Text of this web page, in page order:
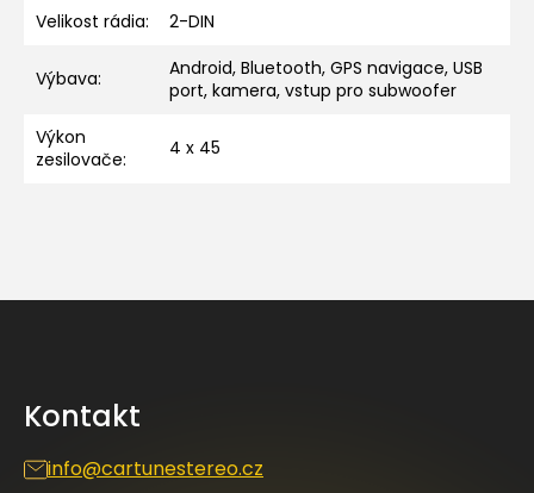
Velikost rádia: 2-DIN
Výbava:
Android, Bluetooth, GPS navigace, USB
port, kamera, vstup pro subwoofer
Výkon
zesilovače: 4 x 45
Kontakt
info@cartunestereo.cz